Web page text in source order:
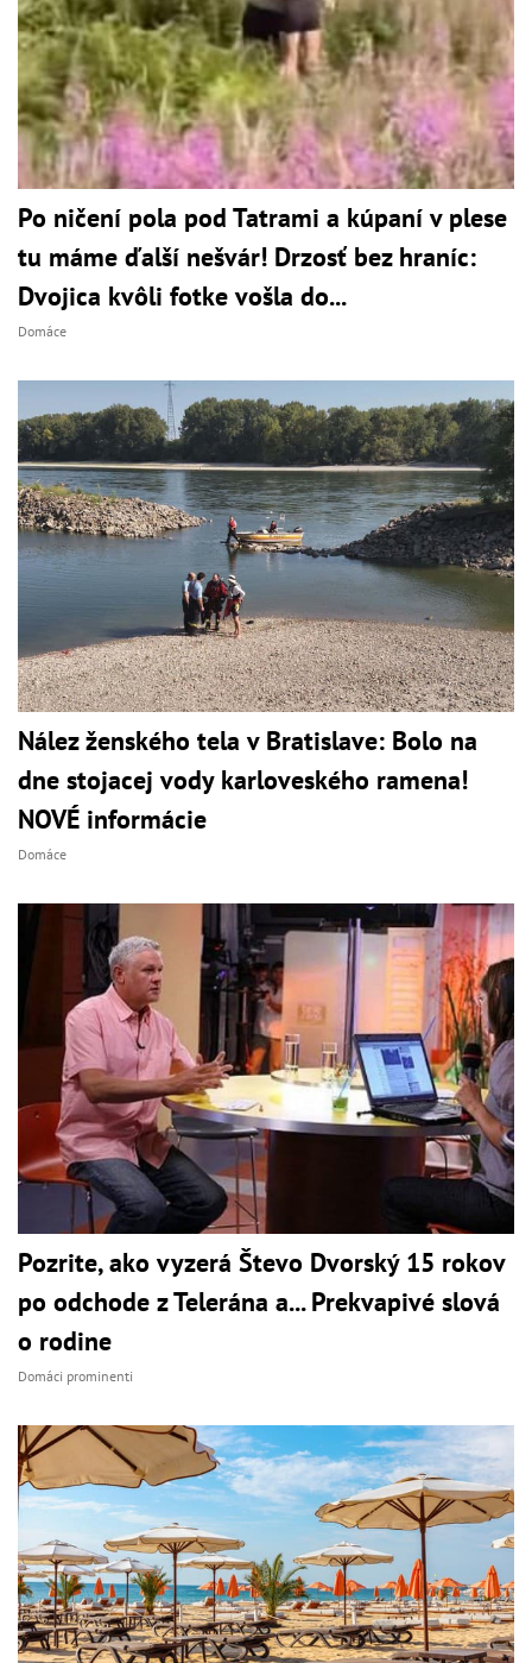
Po ničení pola pod Tatrami a kúpaní v plese
tu máme ďalší nešvár! Drzosť bez hraníc:
Dvojica kvôli fotke vošla do...
Domáce
Nález ženského tela v Bratislave: Bolo na
dne stojacej vody karloveského ramena!
NOVÉ informácie
Domáce
Pozrite, ako vyzerá Števo Dvorský 15 rokov
po odchode z Telerána a... Prekvapivé slová
o rodine
Domáci prominenti